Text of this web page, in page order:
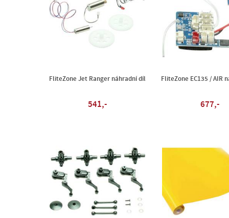
FliteZone Jet Ranger náhradní díl
541,-
FliteZone EC135 / AIR
677,-